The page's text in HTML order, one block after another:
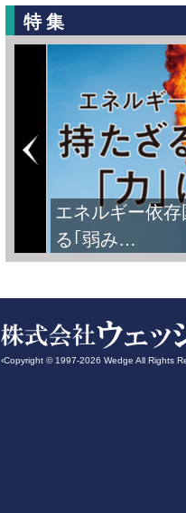
特集
エネルギー依
る｢弱み…
‹Copyright © 1997-2026 Wedge All Rights